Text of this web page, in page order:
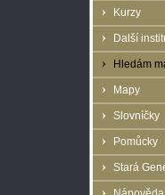
Kurzy
Další
Hledám
Mapy
Slovníčky
Pomůcky
Stará